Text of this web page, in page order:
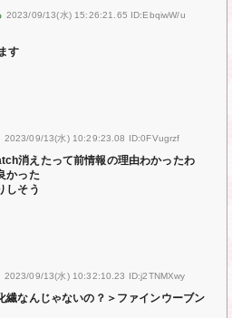
2023/09/13(水) 15:26:21.65 ID:EbqiwW/u
す
2023/09/13(水) 10:29:23.08 ID:0FVugrzf
消えたって前情報の理由わかったわ
かった
しそう
2023/09/13(水) 10:32:10.23 ID:j2TNMXwy
繊なんじゃないの？＞ファインウーブン